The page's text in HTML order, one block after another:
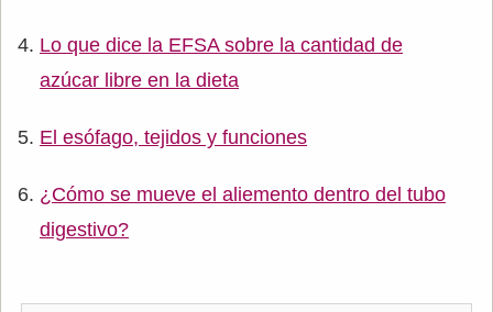
Lo que dice la EFSA sobre la cantidad de
azúcar libre en la dieta
El esófago, tejidos y funciones
¿Cómo se mueve el aliemento dentro del tubo
digestivo?